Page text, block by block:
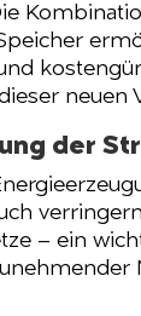
neuen
der
– ein